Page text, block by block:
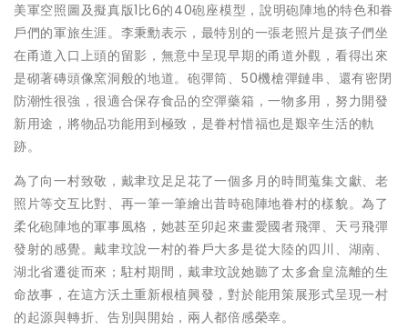
美軍空照圖及擬真版1比6的40砲座模型，說明砲陣地的特色和眷
戶們的軍旅生涯。李秉勳表示，最特別的一張老照片是孩子們坐
在甬道入口上頭的留影，無意中呈現早期的甬道外觀，看得出來
是砌著磚頭像窯洞般的地道。砲彈筒、50機槍彈鏈串、還有密閉
防潮性很強，很適合保存食品的空彈藥箱，一物多用，努力開發
新用途，將物品功能用到極致，是眷村惜福也是艱辛生活的軌
跡。
為了向一村致敬，戴聿玟足足花了一個多月的時間蒐集文獻、老
照片等交互比對、再一筆一筆繪出昔時砲陣地眷村的樣貌。為了
柔化砲陣地的軍事風格，她甚至卯起來畫愛國者飛彈、天弓飛彈
發射的感覺。戴聿玟說一村的眷戶大多是從大陸的四川、湖南、
湖北省遷徙而來；駐村期間，戴聿玟說她聽了太多倉皇流離的生
命故事，在這方沃土重新根植興發，對於能用策展形式呈現一村
的起源與轉折、告別與開始，兩人都倍感榮幸。